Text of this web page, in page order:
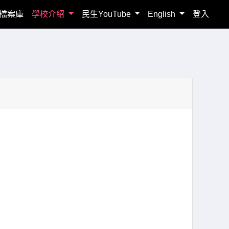
案庫 學校介紹 民生YouTube English 登入